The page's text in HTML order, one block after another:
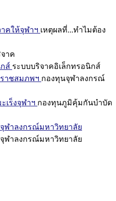
คให้จุฬาฯ เหตุผลที่...ทำไมต้อง
าค
ส์ ระบบบริจาคอิเล็กทรอนิกส์
าชสมภพฯ กองทุนจุฬาลงกรณ์
เร็งจุฬาฯ กองทุนภูมิคุ้มกันบำบัด
ฬาลงกรณ์มหาวิทยาลัย
ฬาลงกรณ์มหาวิทยาลัย